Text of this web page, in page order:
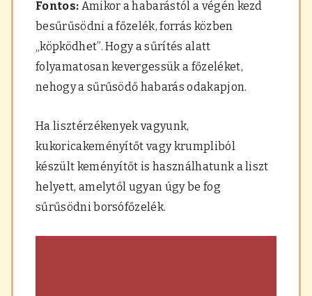
Fontos: Amikor a habarástól a végén kezd
besűrűsödni a főzelék, forrás közben
„köpködhet”. Hogy a sűrítés alatt
folyamatosan kevergessük a főzeléket,
nehogy a sűrűsödő habarás odakapjon.
Ha lisztérzékenyek vagyunk,
kukoricakeményítőt vagy krumpliból
készült keményítőt is használhatunk a liszt
helyett, amelytől ugyan úgy be fog
sűrűsödni borsófőzelék.